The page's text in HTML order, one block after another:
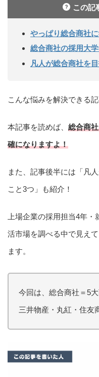
この記
やっぱり総合商社
総合商社の採用大
凡人が総合商社を
こんな悩みを解決できる記
本記事を読めば、 総合商
確になりますよ！
また、記事後半には「凡
こと3つ」も紹介！
上場企業の採用担当4年
活市場を調べる中で見え
ます。
今回は、総合商社＝5
三井物産・丸紅・住友